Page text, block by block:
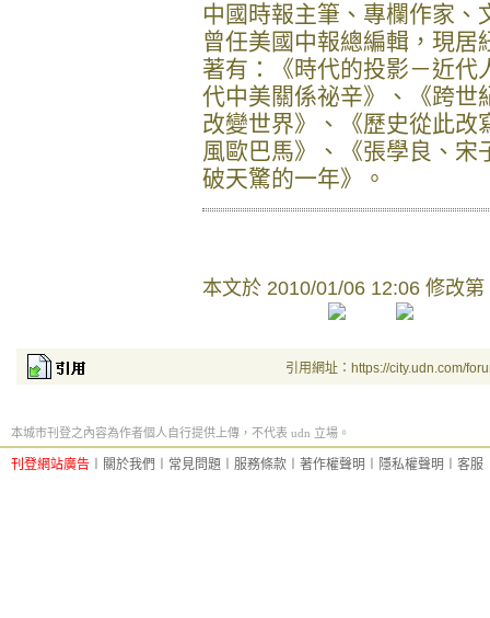
中國時報主筆、專欄作家、
曾任美國中報總編輯，現居
著有：《時代的投影－近代
代中美關係祕辛》、《跨世
改變世界》、《歷史從此改
風歐巴馬》、《張學良、
破天驚的一年》。
本文於 2010/01/06 12:06 修改第
引用網址：https://city.udn.com/
本城市刊登之內容為作者個人自行提供上傳，不代表 udn 立場。
刊登網站廣告 關於我們 常見問題 服務條款 著作權聲明 隱私權聲明 客服